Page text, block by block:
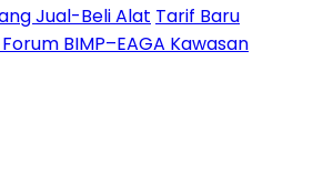
Jual-Beli Alat Tarif Baru
BIMP–EAGA Kawasan